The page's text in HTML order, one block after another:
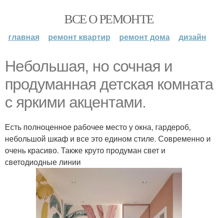
ВСЕ О РЕМОНТЕ
главная ремонт квартир ремонт дома дизайн
Небольшая, но сочная и
продуманная детская комната
с яркими акцентами.
Есть полноценное рабочее место у окна, гардероб,
небольшой шкаф и все это едином стиле. Современно и
очень красиво. Также круто продуман свет и
светодиодные линии